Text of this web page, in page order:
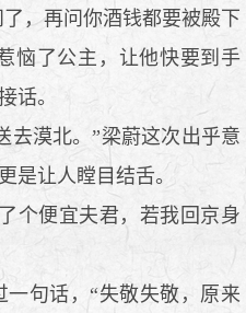
，再问你酒钱都要被殿下
恼了公主，让他快要到手
话。
漠北。”梁蔚这次出乎意
是让人瞠目结舌。
个便宜夫君，若我回京身
句话，“失敬失敬，原来